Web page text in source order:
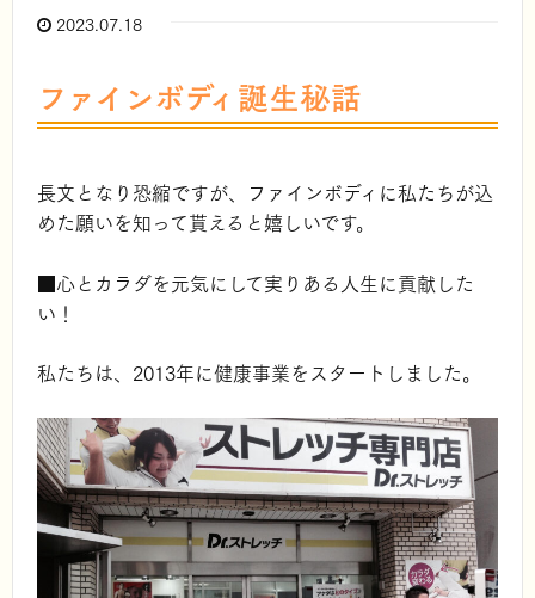
2023.07.18
ファインボディ誕生秘話
長文となり恐縮ですが、ファインボディに私たちが込
めた願いを知って貰えると嬉しいです。
■心とカラダを元気にして実りある人生に貢献した
い！
私たちは、2013年に健康事業をスタートしました。